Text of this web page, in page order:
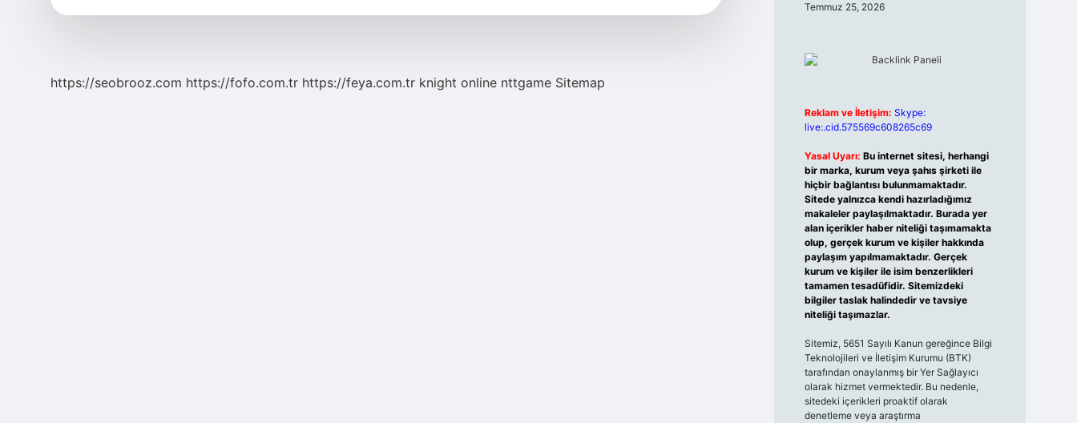
https://seobrooz.com https://fofo.com.tr https://feya.com.tr knight online nttgame Sitemap
Temmuz 25, 2026
Reklam ve İletişim: Skype:
live:.cid.575569c608265c69
Yasal Uyarı: Bu internet sitesi, herhangi
bir marka, kurum veya şahıs şirketi ile
hiçbir bağlantısı bulunmamaktadır.
Sitede yalnızca kendi hazırladığımız
makaleler paylaşılmaktadır. Burada yer
alan içerikler haber niteliği taşımamakta
olup, gerçek kurum ve kişiler hakkında
paylaşım yapılmamaktadır. Gerçek
kurum ve kişiler ile isim benzerlikleri
tamamen tesadüfidir. Sitemizdeki
bilgiler taslak halindedir ve tavsiye
niteliği taşımazlar.
Sitemiz, 5651 Sayılı Kanun gereğince Bilgi
Teknolojileri ve İletişim Kurumu (BTK)
tarafından onaylanmış bir Yer Sağlayıcı
olarak hizmet vermektedir. Bu nedenle,
sitedeki içerikleri proaktif olarak
denetleme veya araştırma